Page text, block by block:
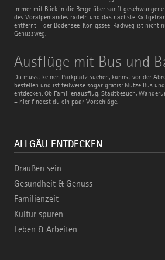
Immer mit Blick in die Berge über sanft
des Voralpenlandes radeln und das nächste
entfernt – der Bodensee-Königssee-Radweg ist nicht
Genussweg.
Radweg
Ausflüge mit Bus und
Du musst keinen Parkplatz suchen, kannst vor der
bestellen und ist teilweise sogar gratis: Nutze Bus
entdecken. Ob Familienausflug, Stadtbesuch,
– hier findest du ein paar Vorschläge.
Ausflüge
mit
Bus
und
Bahn
ALLGÄU ENTDECKEN
Draußen sein
Gesundheit & Genuss
Familienzeit
Kultur spüren
Leben & Arbeiten